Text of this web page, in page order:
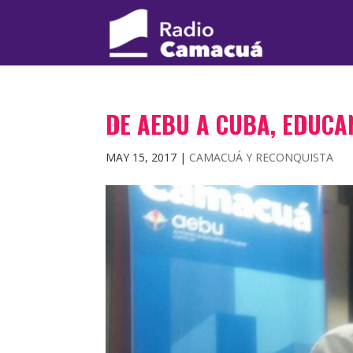
DE AEBU A CUBA,
MAY 15, 2017 | CAMACUÁ Y RECONQUISTA